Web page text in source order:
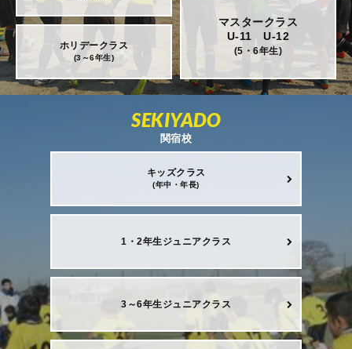
ホリデークラス
(3～6年生)
マスタークラス
U-11 U-12
(5・6年生)
SEKIYADO
関宿校
キッズクラス
(年中・年長)
1・2年生ジュニアクラス
3～6年生ジュニアクラス